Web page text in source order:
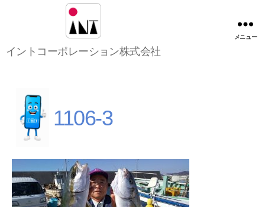
ン
ポ
レ
ョ
ン
株
式
イントコーポレーション株式会社
メニュー
1106-3